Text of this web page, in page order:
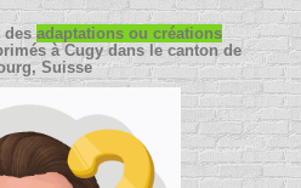
desadaptations ou créations
à Cugy dans le canton de
Suisse